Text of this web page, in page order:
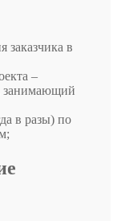
заказчика в
–
занимающий
в разы) по